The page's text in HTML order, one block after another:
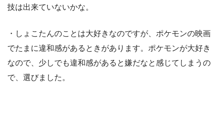
技は出来ていないかな。
・しょこたんのことは大好きなのですが、ポケモンの映画
でたまに違和感があるときがあります。ポケモンが大好き
なので、少しでも違和感があると嫌だなと感じてしまうの
で、選びました。